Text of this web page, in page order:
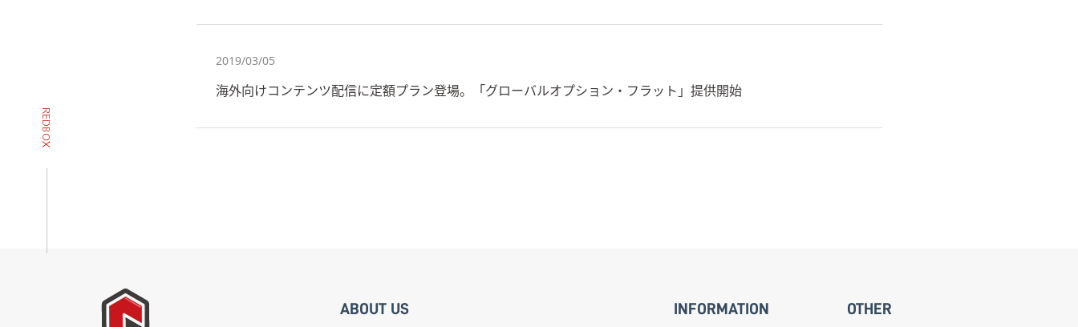
2019/03/05
海外向けコンテンツ配信に定額プラン登場。「グローバルオプション・フラット」提供開始
ABOUT US INFORMATION OTHER